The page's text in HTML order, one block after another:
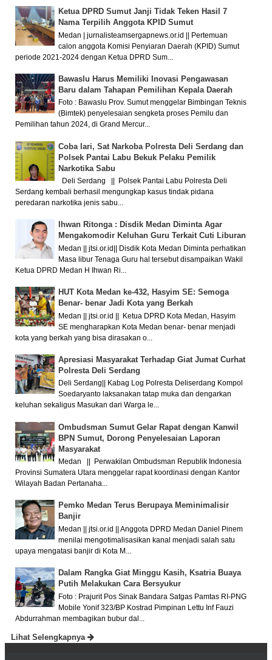
Ketua DPRD Sumut Janji Tidak Teken Hasil 7
Nama Terpilih Anggota KPID Sumut
Medan | jurnalisteamsergapnews.or.id || Pertemuan
calon anggota Komisi Penyiaran Daerah (KPID) Sumut
periode 2021-2024 dengan Ketua DPRD Sum...
Bawaslu Harus Memiliki Inovasi Pengawasan
Baru dalam Tahapan Pemilihan Kepala Daerah
Foto : Bawaslu Prov. Sumut menggelar Bimbingan Teknis
(Bimtek) penyelesaian sengketa proses Pemilu dan
Pemilihan tahun 2024, di Grand Mercur...
Coba lari, Sat Narkoba Polresta Deli Serdang dan
Polsek Pantai Labu Bekuk Pelaku Pemilik
Narkotika Sabu
Deli Serdang || Polsek Pantai Labu Polresta Deli
Serdang kembali berhasil mengungkap kasus tindak pidana
peredaran narkotika jenis sabu...
Ihwan Ritonga : Disdik Medan Diminta Agar
Mengakomodir Keluhan Guru Terkait Cuti Liburan
Medan || jtsi.or.id|| Disdik Kota Medan Diminta perhatikan
Masa libur Tenaga Guru hal tersebut disampaikan Wakil
Ketua DPRD Medan H Ihwan Ri...
HUT Kota Medan ke-432, Hasyim SE: Semoga
Benar- benar Jadi Kota yang Berkah
Medan || jtsi.or.id || Ketua DPRD Kota Medan, Hasyim
SE mengharapkan Kota Medan benar- benar menjadi
kota yang berkah yang bisa dirasakan o...
Apresiasi Masyarakat Terhadap Giat Jumat Curhat
Polresta Deli Serdang
Deli Serdang|| Kabag Log Polresta Deliserdang Kompol
Soedaryanto laksanakan tatap muka dan dengarkan
keluhan sekaligus Masukan dari Warga le...
Ombudsman Sumut Gelar Rapat dengan Kanwil
BPN Sumut, Dorong Penyelesaian Laporan
Masyarakat
Medan || Perwakilan Ombudsman Republik Indonesia
Provinsi Sumatera Utara menggelar rapat koordinasi dengan Kantor
Wilayah Badan Pertanaha...
Pemko Medan Terus Berupaya Meminimalisir
Banjir
Medan || jtsi.or.id || Anggota DPRD Medan Daniel Pinem
menilai mengotimalisasikan kanal menjadi salah satu
upaya mengatasi banjir di Kota M...
Dalam Rangka Giat Minggu Kasih, Ksatria Buaya
Putih Melakukan Cara Bersyukur
Foto : Prajurit Pos Sinak Bandara Satgas Pamtas RI-PNG
Mobile Yonif 323/BP Kostrad Pimpinan Lettu Inf Fauzi
Abdurrahman membagikan bubur dal...
Lihat Selengkapnya